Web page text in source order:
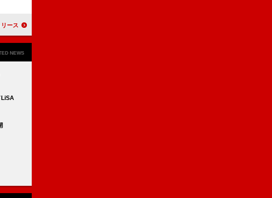
リース
NEWS